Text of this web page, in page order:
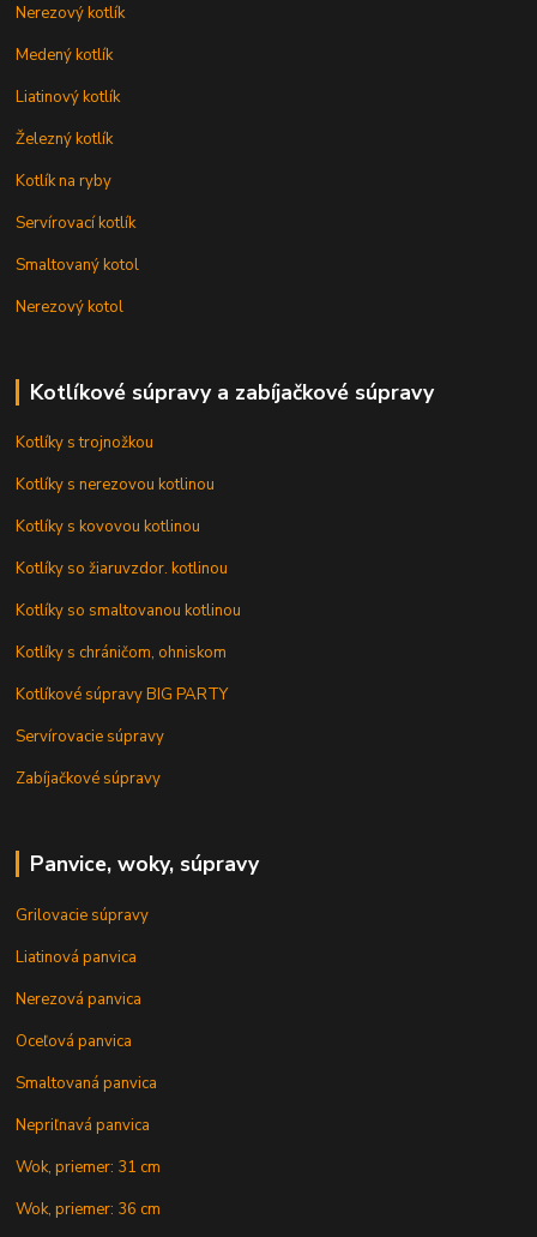
Nerezový kotlík
Medený kotlík
Liatinový kotlík
Železný kotlík
Kotlík na ryby
Servírovací kotlík
Smaltovaný kotol
Nerezový kotol
Kotlíkové súpravy a zabíjačkové súpravy
Kotlíky s trojnožkou
Kotlíky s nerezovou kotlinou
Kotlíky s kovovou kotlinou
Kotlíky so žiaruvzdor. kotlinou
Kotlíky so smaltovanou kotlinou
Kotlíky s chráničom, ohniskom
Kotlíkové súpravy BIG PARTY
Servírovacie súpravy
Zabíjačkové súpravy
Panvice, woky, súpravy
Grilovacie súpravy
Liatinová panvica
Nerezová panvica
Oceľová panvica
Smaltovaná panvica
Nepriľnavá panvica
Wok, priemer: 31 cm
Wok, priemer: 36 cm